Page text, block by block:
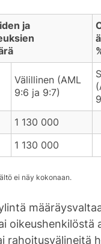
ja
Välillinen (AML
9:6 ja 9:7)
1 130 000
1 130 000
oikeushenkilöstä
rahoitusvälineitä